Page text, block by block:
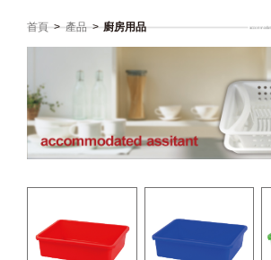
首頁 > 產品 > 廚房用品